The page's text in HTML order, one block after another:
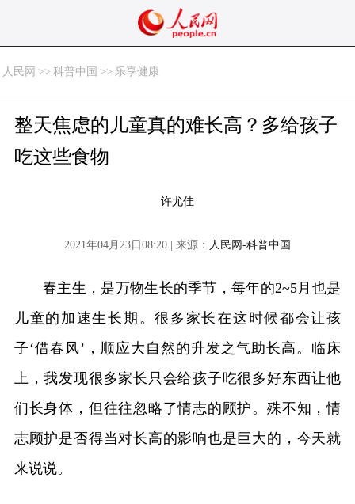
人民网 >> 科普中国 >> 乐享健康
整天焦虑的儿童真的难长高？多给孩子
吃这些食物
许尤佳
2021年04月23日08:20 | 来源： 人民网-科普中国
春主生，是万物生长的季节，每年的2~5月也是
儿童的加速生长期。很多家长在这时候都会让孩
子‘借春风’，顺应大自然的升发之气助长高。临床
上，我发现很多家长只会给孩子吃很多好东西让他
们长身体，但往往忽略了情志的顾护。殊不知，情
志顾护是否得当对长高的影响也是巨大的，今天就
来说说。